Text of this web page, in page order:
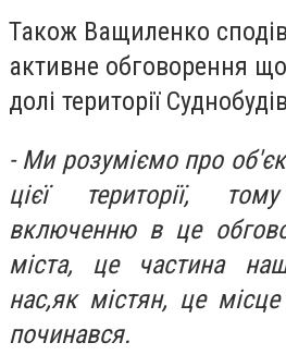
Також Ващиленко
активне обговорення
долі території
- Ми розуміємо про
цієї території,
включенню в це
міста, це частина
нас,як містян, це
починався.